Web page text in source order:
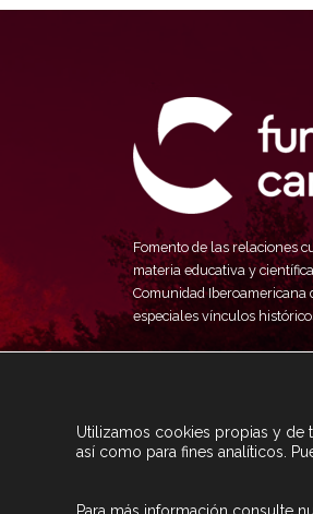
Fomento de las relaciones
materia educativa y
Comunidad Iberoamericana
especiales vínculos
Utilizamos cookies propias y de
así como para fines analíticos.